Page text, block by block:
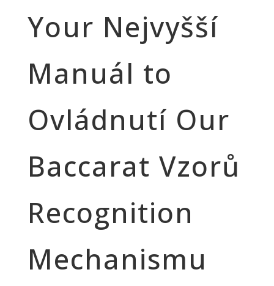
Your Nejvyšší
Manuál to
Ovládnutí Our
Baccarat Vzorů
Recognition
Mechanismu